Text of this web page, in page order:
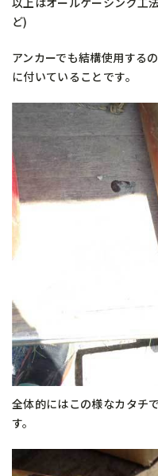
ど)
アンカーでも結構使用する
に付いていることです。
全体的にはこの様なカタチ
す。